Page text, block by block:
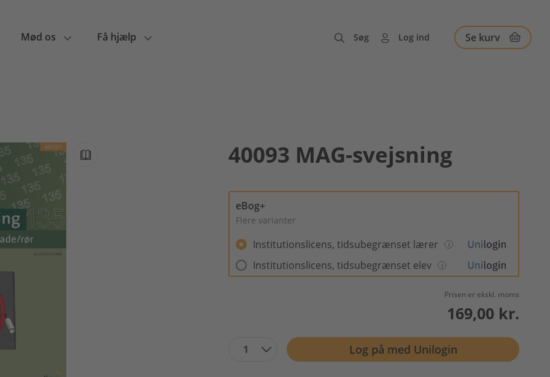
Mød os Få hjælp Søg Log ind Se kurv
40093 MAG-svejsning
eBog+
Flere varianter
Institutionslicens, tidsubegrænset lærer
Institutionslicens, tidsubegrænset elev
Prisen er ekskl. moms
169,00 kr.
1 Log på med Unilogin